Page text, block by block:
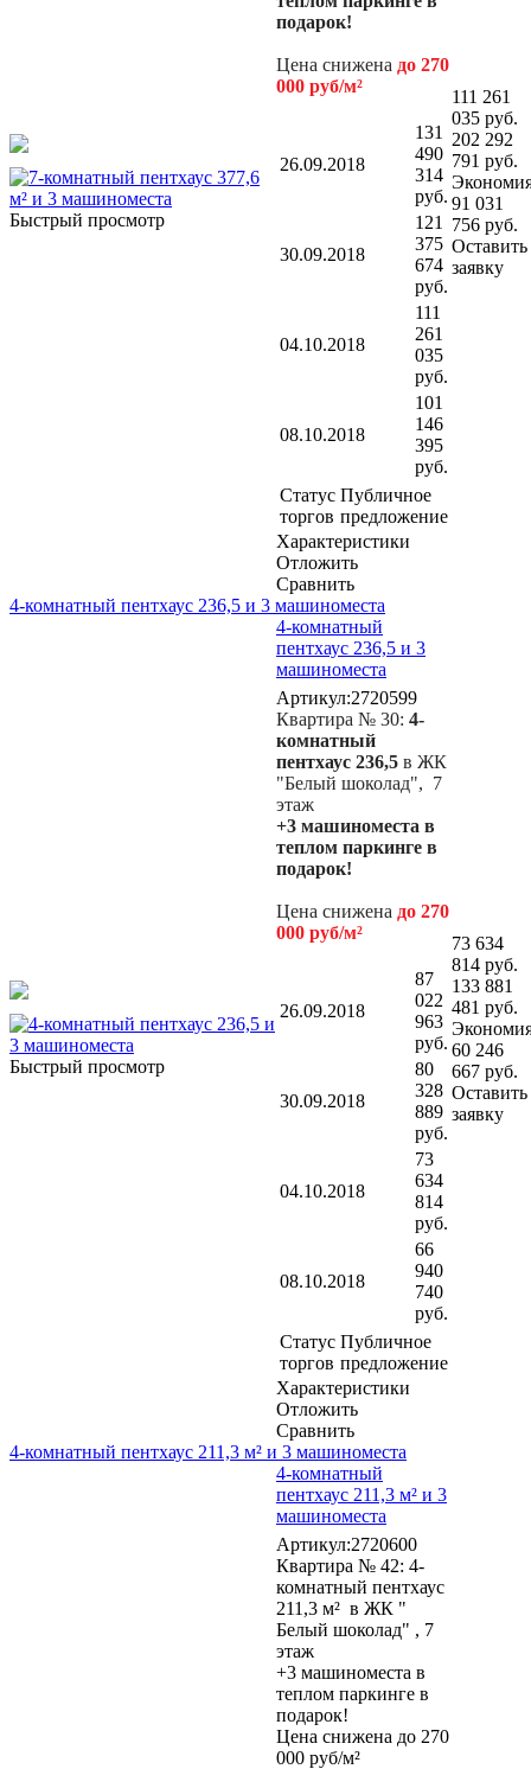
Быстрый просмотр
подарок!
Цена снижена до 270
000 руб/м²
26.09.2018
131
490
314
руб.
30.09.2018
121
375
674
руб.
04.10.2018
111
261
035
руб.
08.10.2018
101
146
395
руб.
Статус
торгов
Публичное
предложение
Характеристики
Отложить
Сравнить
111 261
035 руб.
202 292
791 руб.
91 031
756 руб.
Оставить
заявку
4-комнатный пентхаус 236,5 и 3 машиноместа
Быстрый просмотр
4-комнатный
пентхаус 236,5 и 3
машиноместа
Артикул:2720599
Квартира № 30: 4-
комнатный
пентхаус 236,5 в ЖК
"Белый шоколад", 7
этаж
+3 машиноместа в
теплом паркинге в
подарок!
Цена снижена до 270
000 руб/м²
26.09.2018
87
022
963
руб.
30.09.2018
80
328
889
руб.
04.10.2018
73
634
814
руб.
08.10.2018
66
940
740
руб.
Статус
торгов
Публичное
предложение
Характеристики
Отложить
Сравнить
73 634
814 руб.
133 881
481 руб.
60 246
667 руб.
Оставить
заявку
4-комнатный пентхаус 211,3 м² и 3 машиноместа
4-комнатный
пентхаус 211,3 м² и 3
машиноместа
Артикул:2720600
Квартира № 42: 4-
комнатный пентхаус
211,3 м² в ЖК "
Белый шоколад" , 7
этаж
+3 машиноместа в
теплом паркинге в
подарок!
Цена снижена до 270
000 руб/м²